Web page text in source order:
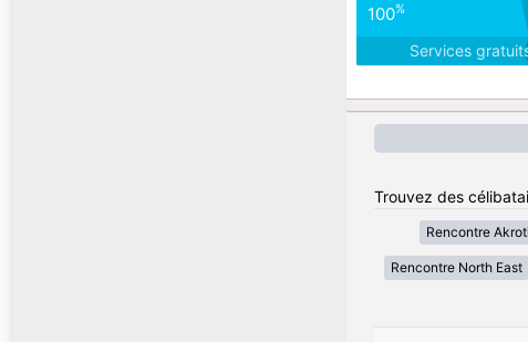
100%
Services
Trouvez des
Rencontre
Rencontre North East